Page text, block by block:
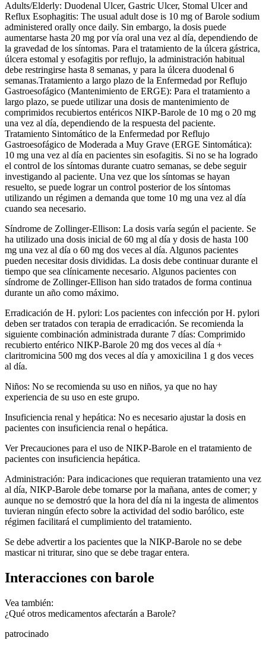
Adults/Elderly: Duodenal Ulcer, Gastric Ulcer, Stomal Ulcer and
Reflux Esophagitis: The usual adult dose is 10 mg of Barole sodium
administered orally once daily. Sin embargo, la dosis puede
aumentarse hasta 20 mg por vía oral una vez al día, dependiendo de
la gravedad de los síntomas. Para el tratamiento de la úlcera gástrica,
úlcera estomal y esofagitis por reflujo, la administración habitual
debe restringirse hasta 8 semanas, y para la úlcera duodenal 6
semanas.Tratamiento a largo plazo de la Enfermedad por Reflujo
Gastroesofágico (Mantenimiento de ERGE): Para el tratamiento a
largo plazo, se puede utilizar una dosis de mantenimiento de
comprimidos recubiertos entéricos NIKP-Barole de 10 mg o 20 mg
una vez al día, dependiendo de la respuesta del paciente.
Tratamiento Sintomático de la Enfermedad por Reflujo
Gastroesofágico de Moderada a Muy Grave (ERGE Sintomática):
10 mg una vez al día en pacientes sin esofagitis. Si no se ha logrado
el control de los síntomas durante cuatro semanas, se debe seguir
investigando al paciente. Una vez que los síntomas se hayan
resuelto, se puede lograr un control posterior de los síntomas
utilizando un régimen a demanda que tome 10 mg una vez al día
cuando sea necesario.
Síndrome de Zollinger-Ellison: La dosis varía según el paciente. Se
ha utilizado una dosis inicial de 60 mg al día y dosis de hasta 100
mg una vez al día o 60 mg dos veces al día. Algunos pacientes
pueden necesitar dosis divididas. La dosis debe continuar durante el
tiempo que sea clínicamente necesario. Algunos pacientes con
síndrome de Zollinger-Ellison han sido tratados de forma continua
durante un año como máximo.
Erradicación de H. pylori: Los pacientes con infección por H. pylori
deben ser tratados con terapia de erradicación. Se recomienda la
siguiente combinación administrada durante 7 días: Comprimido
recubierto entérico NIKP-Barole 20 mg dos veces al día +
claritromicina 500 mg dos veces al día y amoxicilina 1 g dos veces
al día.
Niños: No se recomienda su uso en niños, ya que no hay
experiencia de su uso en este grupo.
Insuficiencia renal y hepática: No es necesario ajustar la dosis en
pacientes con insuficiencia renal o hepática.
Ver Precauciones para el uso de NIKP-Barole en el tratamiento de
pacientes con insuficiencia hepática.
Administración: Para indicaciones que requieran tratamiento una vez
al día, NIKP-Barole debe tomarse por la mañana, antes de comer; y
aunque no se demostró que la hora del día ni la ingesta de alimentos
tuvieran ningún efecto sobre la actividad del sodio barólico, este
régimen facilitará el cumplimiento del tratamiento.
Se debe advertir a los pacientes que la NIKP-Barole no se debe
masticar ni triturar, sino que se debe tragar entera.
Interacciones con barole
Vea también:
¿Qué otros medicamentos afectarán a Barole?
patrocinado